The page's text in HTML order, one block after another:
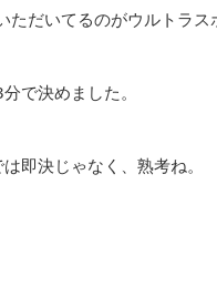
ただいてるのがウルトラス
で決めました。
即決じゃなく、熟考ね。